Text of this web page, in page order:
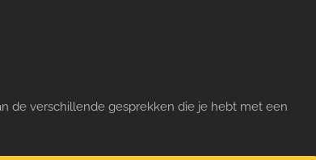
de verschillende gesprekken die je hebt met een